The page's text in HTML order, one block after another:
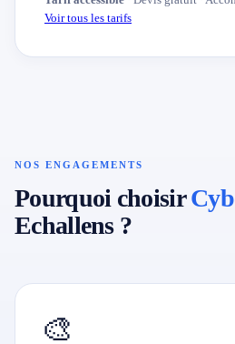
Voir tous les tarifs
NOS ENGAGEMENTS
Pourquoi choisir
Echallens ?
🎨